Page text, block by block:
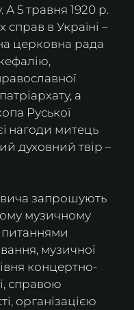
А 5 травня 1920 р.
в Україні –
церковна рада
а
Руської
нагоди митець
духовний твір –
запрошують
музичному
питаннями
музичної
концертно-
справою
організацією